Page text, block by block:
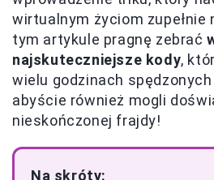
wirtualnym życiom zupełnie
tym artykule pragnę zebrać
najskuteczniejsze kody,
wielu godzinach
abyście również mogli
nieskończonej frajdy!
Na skróty: